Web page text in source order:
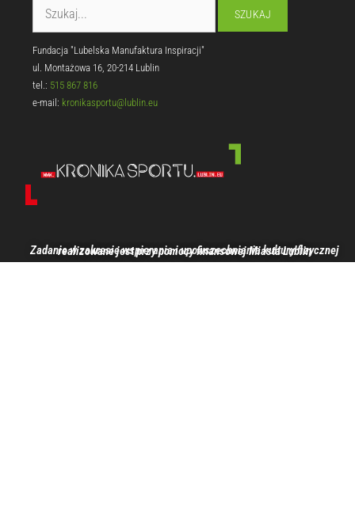
Fundacja "Lubelska Manufaktura Inspiracji"
ul. Montażowa 16, 20-214 Lublin
tel.: 515 867 816
e-mail: kronikasportu@lublin.eu
Zadanie w zakresie wspierania i upowszechniania kultury fizycznej realizowane jest przy pomocy finansowej Miasta Lublin